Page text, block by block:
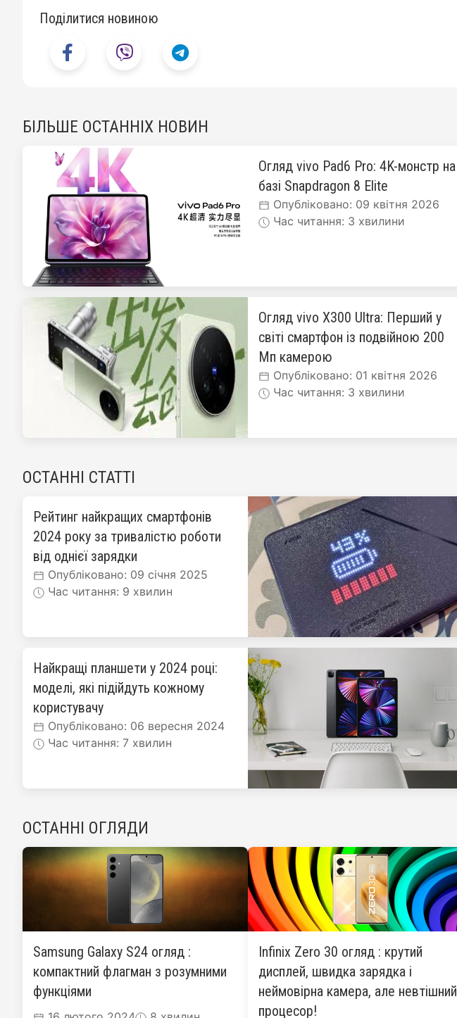
Поділитися новиною
БІЛЬШЕ ОСТАННІХ НОВИН
Огляд vivo Pad6 Pro: 4K-монстр на
базі Snapdragon 8 Elite
Опубліковано: 09 квітня 2026
Час читання: 3 хвилини
Огляд vivo X300 Ultra: Перший у
світі смартфон із подвійною 200
Мп камерою
Опубліковано: 01 квітня 2026
Час читання: 3 хвилини
ОСТАННІ СТАТТІ
Рейтинг найкращих смартфонів
2024 року за тривалістю роботи
від однієї зарядки
Опубліковано: 09 січня 2025
Час читання: 9 хвилин
Найкращі планшети у 2024 році:
моделі, які підійдуть кожному
користувачу
Опубліковано: 06 вересня 2024
Час читання: 7 хвилин
ОСТАННІ ОГЛЯДИ
Samsung Galaxy S24 огляд :
компактний флагман з розумними
функціями
Infinix Zero 30 огляд : крутий
дисплей, швидка зарядка і
неймовірна камера, але невтішний
процесор!